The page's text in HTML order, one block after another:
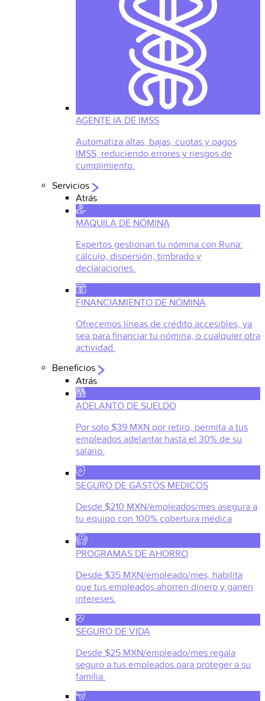
AGENTE IA DE IMSS
Automatiza altas, bajas, cuotas y pagos
IMSS, reduciendo errores y riesgos de
cumplimiento.
Servicios
Atrás
MAQUILA DE NÓMINA
Expertos gestionan tu nómina con Runa:
cálculo, dispersión, timbrado y
declaraciones.
FINANCIAMIENTO DE NÓMINA
Ofrecemos líneas de crédito accesibles, ya
sea para financiar tu nómina, o cualquier otra
actividad.
Beneficios
Atrás
ADELANTO DE SUELDO
Por solo $39 MXN por retiro, permita a tus
empleados adelantar hasta el 30% de su
salario.
SEGURO DE GASTOS MEDICOS
Desde $210 MXN/empleados/mes asegura a
tu equipo con 100% cobertura médica
PROGRAMAS DE AHORRO
Desde $35 MXN/empleado/mes, habilita
que tus empleados ahorren dinero y ganen
intereses.
SEGURO DE VIDA
Desde $25 MXN/empleado/mes regala
seguro a tus empleados para proteger a su
familia.